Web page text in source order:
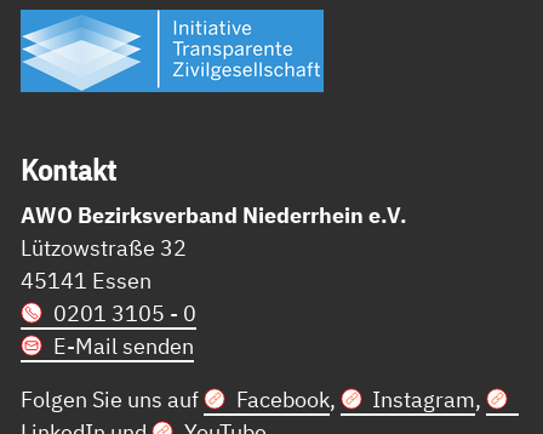
Kon­takt
AWO Bezirksverband Niederrhein e.V.
Lützowstraße 32
45141 Essen
0201 3105 - 0
E-Mail senden
Folgen Sie uns auf
Facebook, Instagram,